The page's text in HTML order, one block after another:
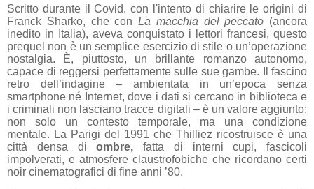
Scritto durante il Covid, con l'intento di chiarire le origini di
Franck Sharko, che con La macchia del peccato (ancora
inedito in Italia), aveva conquistato i lettori francesi, questo
prequel non è un semplice esercizio di stile o un’operazione
nostalgia. È, piuttosto, un brillante romanzo autonomo,
capace di reggersi perfettamente sulle sue gambe. Il fascino
retro dell’indagine – ambientata in un’epoca senza
smartphone né Internet, dove i dati si cercano in biblioteca e
i criminali non lasciano tracce digitali – è un valore aggiunto:
non solo un contesto temporale, ma una condizione
mentale. La Parigi del 1991 che Thilliez ricostruisce è una
città densa diombre, fatta di interni cupi, fascicoli
impolverati, e atmosfere claustrofobiche che ricordano certi
noir cinematografici di fine anni ’80.